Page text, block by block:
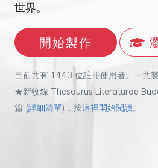
世界。
開始製作
目前共有 1443 位註冊使用者。一共
★新收錄 Thesaurus Literaturae
篇 (詳細清單)，按這裡開始閱讀。